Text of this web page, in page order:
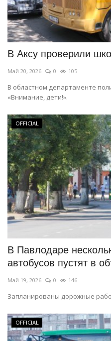
В Аксу проверили
Май 20, 2026 0 105
В областном департаменте
«Внимание, дети!».
OFFICIAL
В Павлодаре
автобусов пустят в
Май 19, 2026 0 146
Запланированы дорожные
OFFICIAL